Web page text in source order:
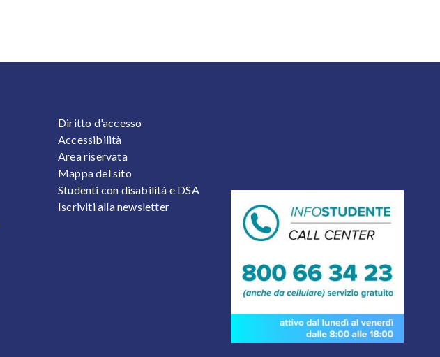
FOOTER 2
Diritto d'accesso
Accessibilità
Area riservata
Mappa del sito
Studenti con disabilità e DSA
Iscriviti alla newsletter